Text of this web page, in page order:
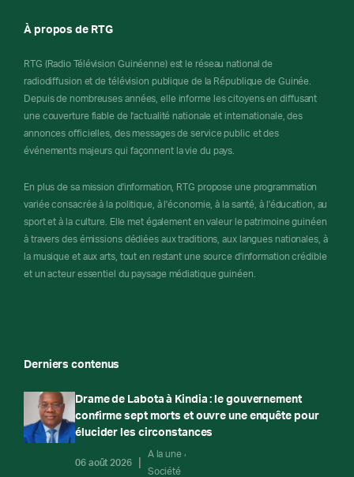
À propos de RTG
RTG (Radio Télévision Guinéenne) est le réseau national de
radiodiffusion et de télévision publique de la République de Guinée.
Depuis de nombreuses années, elle informe les citoyens en diffusant
une couverture fiable de l'actualité nationale et internationale, des
annonces officielles, des messages de service public et des
événements majeurs qui façonnent la vie du pays.
En plus de sa mission d'information, RTG propose une programmation
variée consacrée à la politique, à l'économie, à la santé, à l'éducation, au
sport et à la culture. Elle met également en valeur le patrimoine guinéen
à travers des émissions dédiées aux traditions, aux langues nationales, à
la musique et aux arts, tout en restant une source d'information crédible
et un acteur essentiel du paysage médiatique guinéen.
Derniers contenus
Drame de Labota à Kindia : le gouvernement
confirme sept morts et ouvre une enquête pour
élucider les circonstances
06 août 2026
A la une
Société